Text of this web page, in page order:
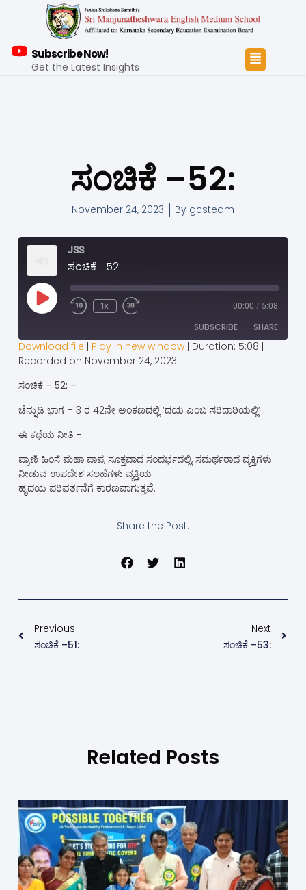
Subscribe Now!
Get the Latest Insights
ಸಂಚಿಕೆ –52:
November 24, 2023 By gcsteam
JSS
ಸಂಚಿಕೆ –52:
1x 00:00 / 5:08
SUBSCRIBE SHARE
RSS FEED
SHARE
EMBED
Download file | Play in new window| Duration: 5:08 |
Recorded on November 24, 2023
ಸಂಚಿಕೆ – 52: –
ಚೆನ್ನುಡಿ ಭಾಗ – 3 ರ 42ನೇ ಅಂಕಣದಲ್ಲಿ ‘ದಯ ಎಂಬ ಸರಿದಾರಿಯಲ್ಲಿ’
ಈ ಕಥೆಯ ನೀತಿ –
ಪ್ರಾಣಿ ಹಿಂಸೆ ಮಹಾ ಪಾಪ, ಸೂಕ್ತವಾದ ಸಂದರ್ಭದಲ್ಲಿ, ಸಮರ್ಥರಾದ ವ್ಯಕ್ತಿಗಳು
ನೀಡುವ ಉಪದೇಶ ಸಲಹೆಗಳು ವ್ಯಕ್ತಿಯ
ಹೃದಯ ಪರಿವರ್ತನೆಗೆ ಕಾರಣವಾಗುತ್ತವೆ.
Share the Post:
Previous
ಸಂಚಿಕೆ –51:
Next
ಸಂಚಿಕೆ –53:
Related Posts